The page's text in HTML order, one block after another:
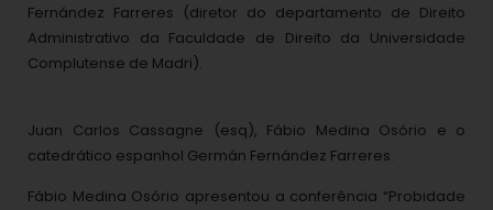
Fernández Farreres (diretor do departamento de Direito
Administrativo da Faculdade de Direito da Universidade
Complutense de Madri).
Juan Carlos Cassagne (esq), Fábio Medina Osório e o
catedrático espanhol Germán Fernández Farreres.
Fábio Medina Osório apresentou a conferência “Probidade